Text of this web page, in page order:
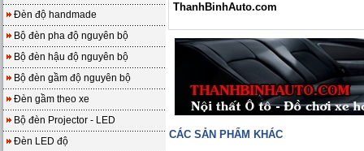
Đèn độ handmade
Bộ đèn pha độ nguyên bộ
Bộ đèn hậu độ nguyên bộ
Bộ đèn gầm độ nguyên bộ
Đèn gầm theo xe
Bộ đèn Projector - LED
Đèn LED độ
ThanhBinhAuto.com
CÁC SẢN PHẨM KHÁC